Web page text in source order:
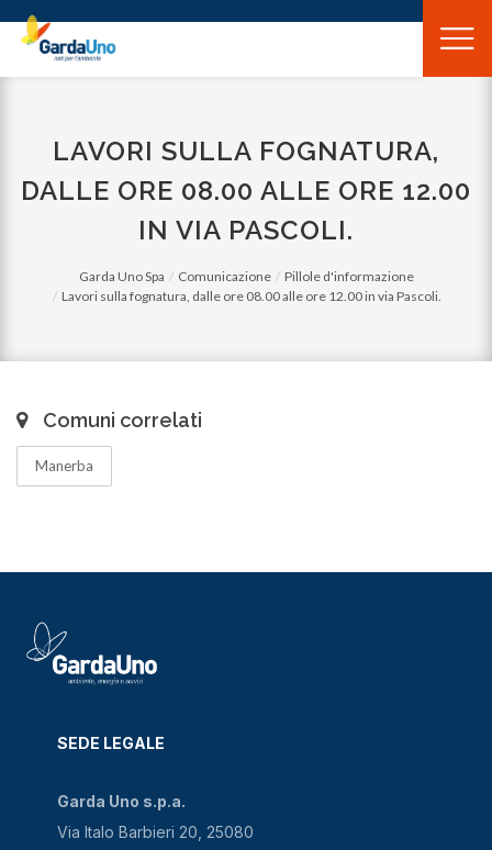
Gardauno
Spa
LAVORI SULLA FOGNATURA,
DALLE ORE 08.00 ALLE ORE 12.00
IN VIA PASCOLI.
Garda Uno Spa Comunicazione
Pillole d'informazione
Lavori sulla fognatura, dalle ore 08.00 alle ore 12.00 in via Pascoli.
Comuni correlati
Manerba
SEDE LEGALE
Garda Uno s.p.a.
Via Italo Barbieri 20, 25080